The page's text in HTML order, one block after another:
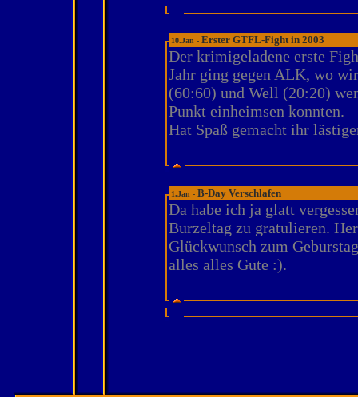
10.Jan - Erster GTFL-Fight in 2003
Der krimigeladene erste
Jahr ging gegen ALK, wo
(60:60) und Well (20:20)
Punkt einheimsen konnten.
Hat Spaß gemacht ihr
1.Jan - B-Day Verschlafen
Da habe ich ja glatt
Burzeltag zu gratulieren.
Glückwunsch zum
alles alles Gute :).